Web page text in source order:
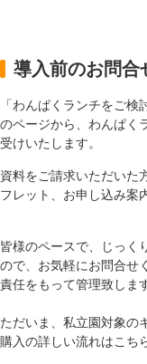
導入前のお問合
「わんぱくランチをご
のページから、わんぱく
受けいたします。
資料をご請求いただいた
フレット、お申し込み案
皆様のペースで、じっく
ので、お気軽にお問合せ
責任をもって管理致しま
ただいま、私立園対象の
購入の詳しい流れはこち